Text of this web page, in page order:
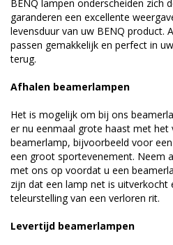
BENQ lampen onderscheiden zich
garanderen een excellente
levensduur van uw BENQ product.
passen gemakkelijk en perfect in
terug.
Afhalen beamerlampen
Het is mogelijk om bij ons
er nu eenmaal grote haast met het
beamerlamp, bijvoorbeeld voor
een groot sportevenement. Neem
met ons op voordat u een
zijn dat een lamp net is
teleurstelling van een verloren rit.
Levertijd beamerlampen